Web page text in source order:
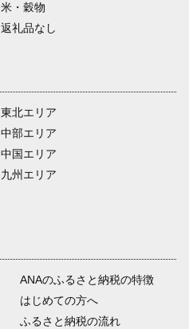
米・穀物
返礼品なし
東北エリア
中部エリア
中国エリア
九州エリア
ANAのふるさと納税の特徴
はじめての方へ
ふるさと納税の流れ